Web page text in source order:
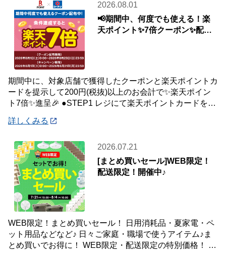
2026.08.01
📢期間中、何度でも使える！楽
天ポイント✨7倍クーポン✨配布
期間中に、対象店舗で獲得したクーポンと楽天ポイントカ
ードを提示して200円(税抜)以上のお会計で✨楽天ポイン
ト7倍✨進呈🎉 ●STEP1 レジにて楽天ポイントカードを提
詳しくみる
2026.07.21
[まとめ買いセール]WEB限定！
配送限定！開催中♪
WEB限定！まとめ買いセール！ 日用消耗品・夏家電・ペ
ット用品などなど♪ 日々ご家庭・職場で使うアイテム♪ま
とめ買いでお得に！ WEB限定・配送限定の特別価格！ た